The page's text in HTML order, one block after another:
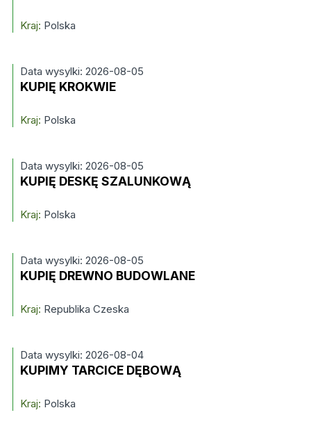
Kraj: Polska
Data wysylki: 2026-08-05
KUPIĘ KROKWIE
Kraj: Polska
Data wysylki: 2026-08-05
KUPIĘ DESKĘ SZALUNKOWĄ
Kraj: Polska
Data wysylki: 2026-08-05
KUPIĘ DREWNO BUDOWLANE
Kraj: Republika Czeska
Data wysylki: 2026-08-04
KUPIMY TARCICE DĘBOWĄ
Kraj: Polska